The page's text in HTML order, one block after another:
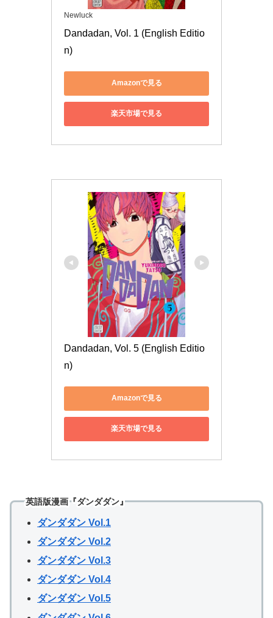
Newluck
Dandadan, Vol. 1 (English Editio
n)
Amazonで見る
楽天市場で見る
Dandadan, Vol. 5 (English Editio
n)
Amazonで見る
楽天市場で見る
英語版漫画『ダンダダン』
ダンダダン Vol.1
ダンダダン Vol.2
ダンダダン Vol.3
ダンダダン Vol.4
ダンダダン Vol.5